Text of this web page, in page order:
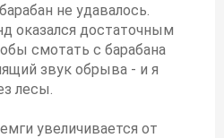
не удавалось.
оказался достаточным
смотать с барабана
звук обрыва - и я
лесы.
увеличивается от